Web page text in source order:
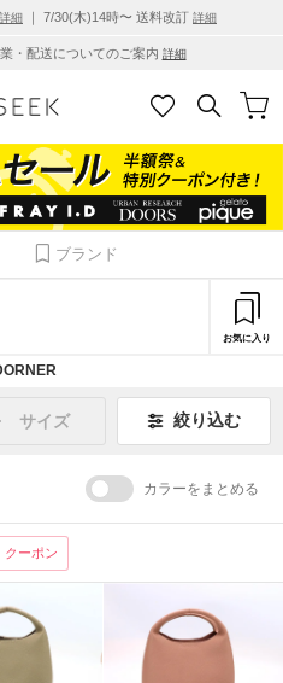
詳細 ｜ 7/30(木)14時〜 送料改訂 詳細
・配送についてのご案内 詳細
ブランド
お気に入り
サイズ 絞り込む
カラーをまとめる
クーポン